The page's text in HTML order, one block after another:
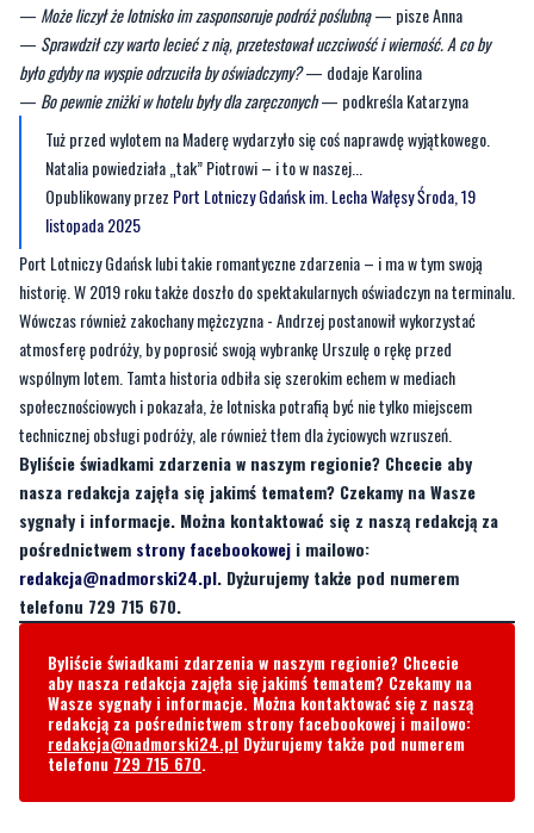
— Może liczył że lotnisko im zasponsoruje podróż poślubną— pisze Anna
— Sprawdził czy warto lecieć z nią, przetestował uczciwość i wierność. A co by
było gdyby na wyspie odrzuciła by oświadczyny?— dodaje Karolina
— Bo pewnie zniżki w hotelu były dla zaręczonych— podkreśla Katarzyna
Tuż przed wylotem na Maderę wydarzyło się coś naprawdę wyjątkowego.
Natalia powiedziała „tak” Piotrowi – i to w naszej...
Opublikowany przez Port Lotniczy Gdańsk im. Lecha WałęsyŚroda, 19
listopada 2025
Port Lotniczy Gdańsk lubi takie romantyczne zdarzenia – i ma w tym swoją
historię. W 2019 roku także doszło do spektakularnych oświadczyn na terminalu.
Wówczas również zakochany mężczyzna - Andrzej postanowił wykorzystać
atmosferę podróży, by poprosić swoją wybrankę Urszulę o rękę przed
wspólnym lotem. Tamta historia odbiła się szerokim echem w mediach
społecznościowych i pokazała, że lotniska potrafią być nie tylko miejscem
technicznej obsługi podróży, ale również tłem dla życiowych wzruszeń.
Byliście świadkami zdarzenia w naszym regionie? Chcecie aby
nasza redakcja zajęła się jakimś tematem? Czekamy na Wasze
sygnały i informacje. Można kontaktować się z naszą redakcją za
pośrednictwem strony facebookowej i mailowo:
redakcja@nadmorski24.pl. Dyżurujemy także pod numerem
telefonu 729 715 670.
Byliście świadkami zdarzenia w naszym regionie? Chcecie
aby nasza redakcja zajęła się jakimś tematem? Czekamy na
Wasze sygnały i informacje. Można kontaktować się z naszą
redakcją za pośrednictwem strony facebookowej i mailowo:
redakcja@nadmorski24.pl Dyżurujemy także pod numerem
telefonu 729 715 670.